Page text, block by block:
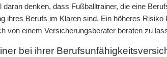
daran denken, dass Fußballtrainer, die eine
ihres Berufs im Klaren sind. Ein höheres
von einem Versicherungsberater beraten zu
bei ihrer